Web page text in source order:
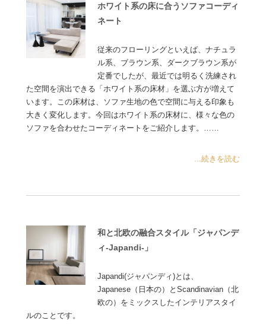
ホワイト系の床に合うソファコーディ
ネート
従来のフローリングといえば、ナチュラ
ル系、ブラウン系、ダークブラウン系が
定番でしたが、最近では明るく洗練され
た空間を演出できる「ホワイト系の床材」を選ぶ方が増えて
います。この床材は、ソファ生地の色で空間に与える印象も
大きく変化します。今回はホワイト系の床材に、様々な色の
ソファを合わせたコーディネートをご紹介します。……
...続きを読む
和と北欧の融合スタイル「ジャパンデ
ィ-Japandi-」
Japandi(ジャパンディ)とは、
Japanese（日本の）とScandinavian（北
欧の）をミックスしたインテリアスタイ
ルのことです。